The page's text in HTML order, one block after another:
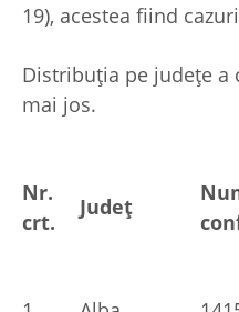
19), acestea fiind
Distribuția pe județe a
mai jos.
Nr.
crt.
Județ